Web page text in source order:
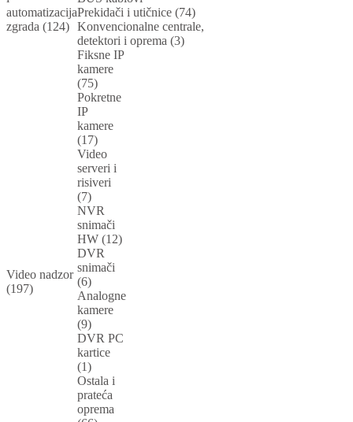
automatizacija
zgrada (124)
Prekidači i utičnice (74)
Konvencionalne centrale,
detektori i oprema (3)
Video nadzor
(197)
Fiksne IP
kamere
(75)
Pokretne
IP
kamere
(17)
Video
serveri i
risiveri
(7)
NVR
snimači
HW (12)
DVR
snimači
(6)
Analogne
kamere
(9)
DVR PC
kartice
(1)
Ostala i
prateća
oprema